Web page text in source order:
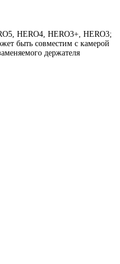
HERO4, HERO3+, HERO3;
быть совместим с камерой
держателя